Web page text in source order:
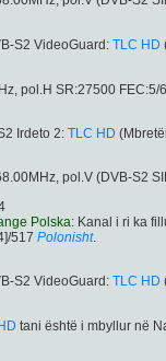
S2 VideoGuard: TLC HD
pol.H SR:27500
Irdeto 2: TLC HD
pol.V (DVB-S2
Polska: Kanal i ri ka
517 Polonisht.
S2 VideoGuard: TLC HD
tani është i mbyllur në